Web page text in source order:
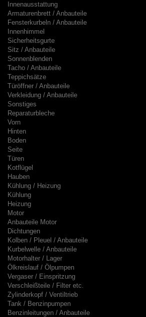
Innenausstattung
Armaturenbrett / Anbauteile
Fensterkurbeln / Anbauteile
Innenhimmel
Sicherheitsgurte
Sitz / Anbauteile
Sonnenblenden
Tacho / Anbauteile
Teppichsätze
Türöffner / Anbauteile
Verkleidung / Anbauteile
Sonstiges
Reparaturbleche
Vorn
Hinten
Boden
Seite
Türen
Kotflügel
Hauben
Kühlung / Heizung
Kühlung
Heizung
Motor
Anbauteile Motor
Dichtungen
Kolben / Pleuel / Anbauteile
Kurbelwelle / Anbauteile
Motorhalter / Lager
Ölkreislauf / Ölpumpen
Vergaser / Einspritzung
Verschleißteile / Filter etc.
Zylinderkopf / Ventiltrieb
Tank / Benzinpumpen
Benzinleitungen / Anbauteile